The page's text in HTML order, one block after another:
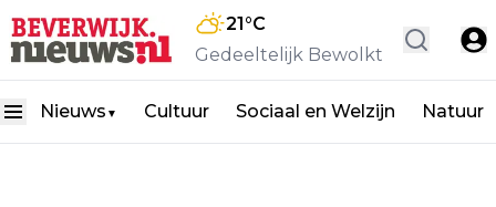
21°C
Gedeeltelijk Bewolkt
Nieuws ▼ Cultuur Sociaal en Welzijn Natuur